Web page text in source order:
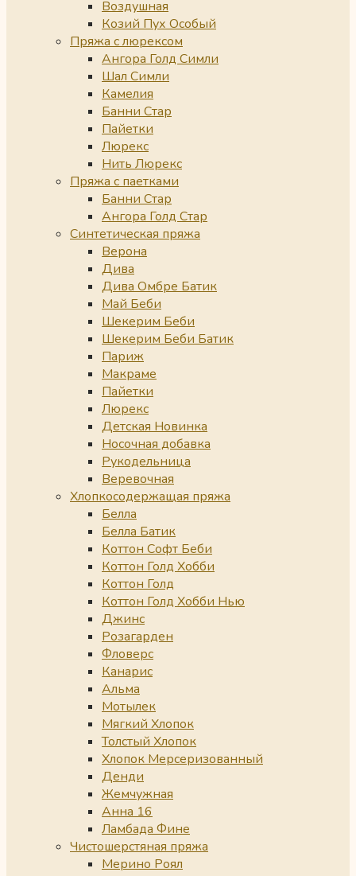
Воздушная
Козий Пух Особый
Пряжа с люрексом
Ангора Голд Симли
Шал Симли
Камелия
Банни Стар
Пайетки
Люрекс
Нить Люрекс
Пряжа с паетками
Банни Стар
Ангора Голд Стар
Синтетическая пряжа
Верона
Дива
Дива Омбре Батик
Май Беби
Шекерим Беби
Шекерим Беби Батик
Париж
Макраме
Пайетки
Люрекс
Детская Новинка
Носочная добавка
Рукодельница
Веревочная
Хлопкосодержащая пряжа
Белла
Белла Батик
Коттон Софт Беби
Коттон Голд Хобби
Коттон Голд
Коттон Голд Хобби Нью
Джинс
Розагарден
Фловерс
Канарис
Альма
Мотылек
Мягкий Хлопок
Толстый Хлопок
Хлопок Мерсеризованный
Денди
Жемчужная
Анна 16
Ламбада Фине
Чистошерстяная пряжа
Мерино Роял